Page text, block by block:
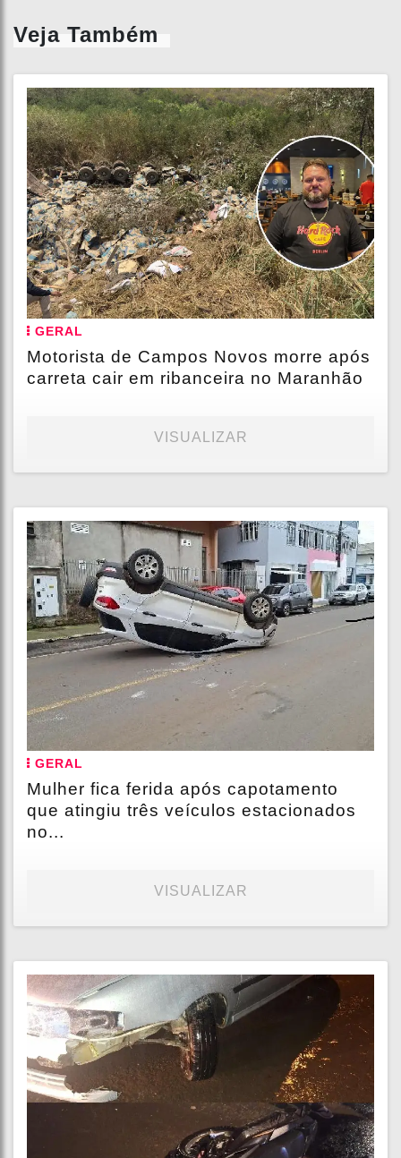
Veja Também
GERAL
Motorista de Campos Novos morre após
carreta cair em ribanceira no Maranhão
VISUALIZAR
GERAL
Mulher fica ferida após capotamento
que atingiu três veículos estacionados
no...
VISUALIZAR